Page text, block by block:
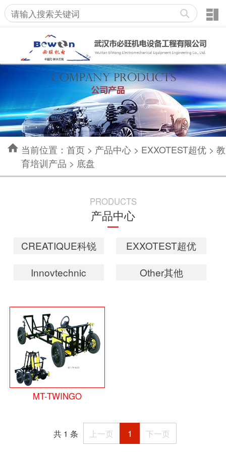
当前位置： 首页> 产品中心> EXXOTEST超优> 教
育培训产品 > 底盘
PRODUCTS
产品中心
CREATIQUE科锐
EXXOTEST超优
Innovtechnic
Other其他
MT-TWINGO
共 1 条 上一页 1 下一页